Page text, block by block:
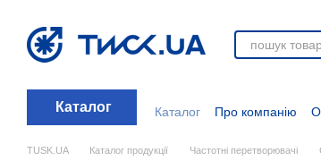
Каталог Каталог Про компанію
Вакансії
Додаткові
TUSK.UA Каталог продукції Частотні перетворювачі